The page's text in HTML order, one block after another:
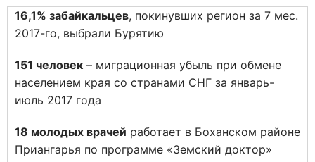
16,1% забайкальцев, покинувших регион за 7 мес.
2017-го, выбрали Бурятию
151 человек – миграционная убыль при обмене
населением края со странами СНГ за январь-
июль 2017 года
18 молодых врачей работает в Боханском районе
Приангарья по программе «Земский доктор»